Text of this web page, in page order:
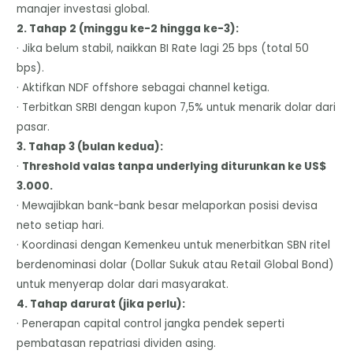
manajer investasi global.
2. Tahap 2 (minggu ke-2 hingga ke-3):
· Jika belum stabil, naikkan BI Rate lagi 25 bps (total 50
bps).
· Aktifkan NDF offshore sebagai channel ketiga.
· Terbitkan SRBI dengan kupon 7,5% untuk menarik dolar dari
pasar.
3. Tahap 3 (bulan kedua):
· Threshold valas tanpa underlying diturunkan ke US$
3.000.
· Mewajibkan bank-bank besar melaporkan posisi devisa
neto setiap hari.
· Koordinasi dengan Kemenkeu untuk menerbitkan SBN ritel
berdenominasi dolar (Dollar Sukuk atau Retail Global Bond)
untuk menyerap dolar dari masyarakat.
4. Tahap darurat (jika perlu):
· Penerapan capital control jangka pendek seperti
pembatasan repatriasi dividen asing.